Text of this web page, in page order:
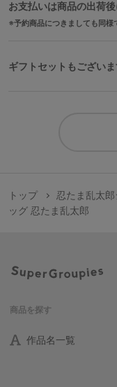
お支払いは商品の出荷
予約商品につきましても同様
ギフトセットもござい
トップ 忍たま乱太
ッグ 忍たま乱太郎
商品を探す
作品名一覧